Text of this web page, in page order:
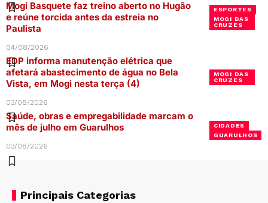
ESPORTES
MOGI DAS
CRUZES
Mogi Basquete faz treino aberto no Hugão
e reúne torcida antes da estreia no
Paulista
04/08/2026
MOGI DAS
CRUZES
EDP informa manutenção elétrica que
afetará abastecimento de água no Bela
Vista, em Mogi nesta terça (4)
03/08/2026
CIDADES
GUARULHOS
Saúde, obras e empregabilidade marcam o
mês de julho em Guarulhos
03/08/2026
Principais Categorias